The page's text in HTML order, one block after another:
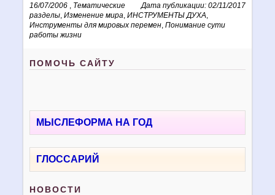
16/07/2006 Дата публикации: 02/11/2017
Тематические
разделы ,Изменение мира ,ИНСТРУМЕНТЫ ДУХА
Инструменты для мировых перемен ,Понимание сути
работы жизни
ПОМОЧЬ САЙТУ
МЫСЛЕФОРМА НА ГОД
ГЛОССАРИЙ
НОВОСТИ